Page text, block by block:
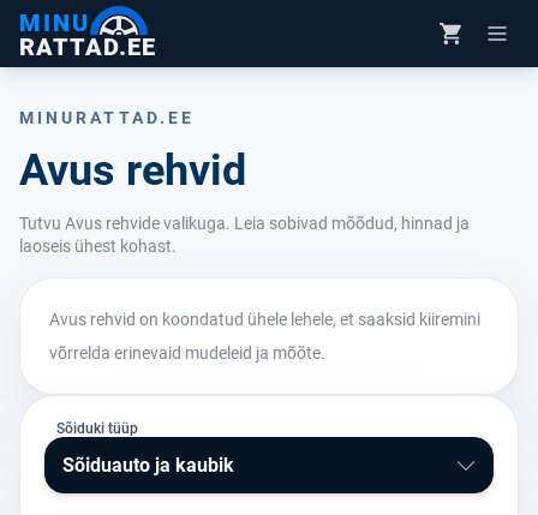
MINU
RATTAD.EE
MINURATTAD.EE
Avus rehvid
Tutvu Avus rehvide valikuga. Leia sobivad mõõdud, hinnad ja
laoseis ühest kohast.
Avus rehvid on koondatud ühele lehele, et saaksid kiiremini
võrrelda erinevaid mudeleid ja mõõte.
Sõiduki tüüp
Sõiduauto ja kaubik